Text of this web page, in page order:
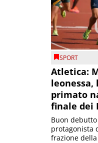
SPORT
Atletica:
leonessa,
primato
finale dei
Buon
protagonista
frazione